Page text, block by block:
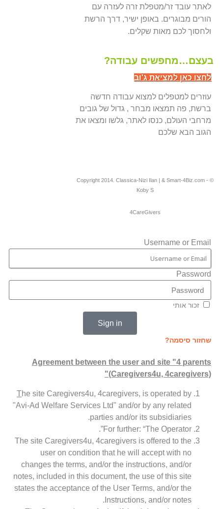
לאתר עובד זר/מטפלת זרה לעזרה עם
הורים מבוגרים. באופן ישיר, דרך הרשת
ולחסוך לכם מאות שקלים.
בעצם…מחפשים עבודה?
לחצו כאן למציאת ג'וב
עוזרים למטפלים למצוא עבודה חדשה
ברשת, פה תמצאו מבחר , גדול של גובים
מרחבי העולם, כנסו לאתר, גלשו ומצאו את
הגוב הבא שלכם
© Copyright 2014. Classica-Nizi Ilan | & Smart-4Biz.com -
Koby S
4CareGivers
Username or Email
Password
זכור אותי
Sign in
שחזור סיסמה?
Agreement between the user and site "4 parents
(Caregivers4u, 4caregivers)"
The site Caregivers4u, 4caregivers, is operated by
"Avi-Ad Welfare Services Ltd" and/or by any related
parties and/or its subsidiaries.
For further: “The Operator”.
The site Caregivers4u, 4caregivers is offered to the
user on condition that he will accept with no
changes the terms, and/or the instructions, and/or
notes, included in this document, the use of this site
states the acceptance of the User Terms, and/or the
Instructions, and/or notes.